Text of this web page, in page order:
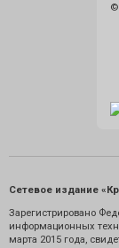
©
Сетевое издание
Зарегистрировано
информационных
марта 2015 года,